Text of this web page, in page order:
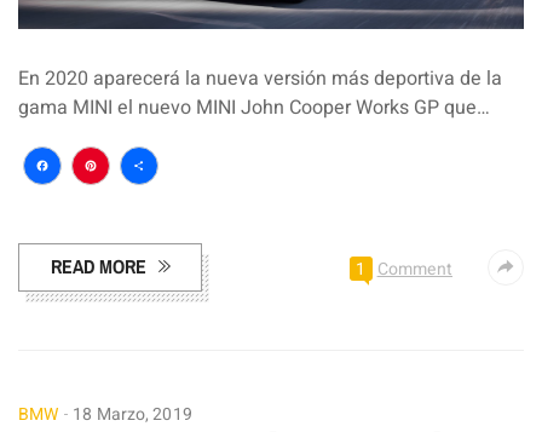
En 2020 aparecerá la nueva versión más deportiva de la
gama MINI el nuevo MINI John Cooper Works GP que…
Facebook
Pinterest
Compartir
READ MORE 1 Comment
BMW 18 Marzo, 2019